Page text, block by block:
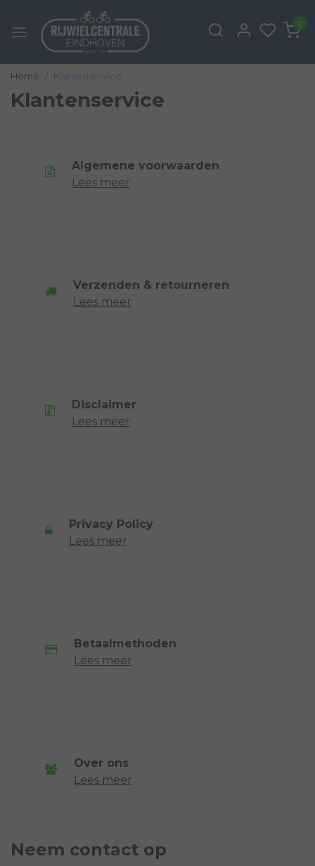
0
Home Klantenservice
Klantenservice
Algemene voorwaarden
Lees meer
Verzenden & retourneren
Lees meer
Disclaimer
Lees meer
Privacy Policy
Lees meer
Betaalmethoden
Lees meer
Over ons
Lees meer
Neem contact op